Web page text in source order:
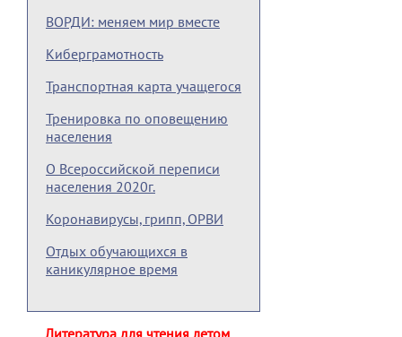
ВОРДИ: меняем мир вместе
Киберграмотность
Транспортная карта учащегося
Тренировка по оповещению
населения
О Всероссийской переписи
населения 2020г.
Коронавирусы, грипп, ОРВИ
Отдых обучающихся в
каникулярное время